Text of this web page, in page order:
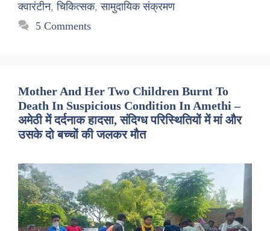
क्वारंटीन,चिकित्सक,सामुदायिक संक्रमण
5 Comments
Mother And Her Two Children Burnt To
Death In Suspicious Condition In Amethi –
अमेठी में दर्दनाक हादसा, संदिग्ध परिस्थितियों में मां और
उसके दो बच्चों की जलकर मौत